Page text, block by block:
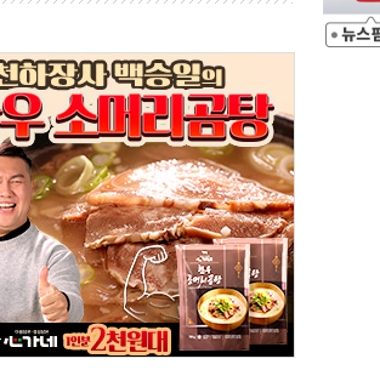
배 규모
우
새 안보 협력 구도